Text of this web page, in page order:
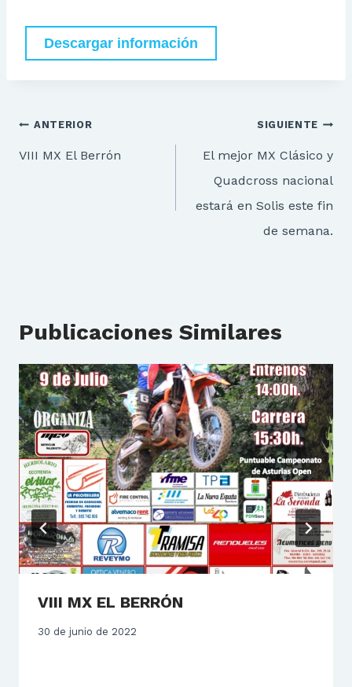
Descargar información
Navegación
de
ANTERIOR
VIII MX El Berrón
SIGUIENTE
El mejor MX Clásico y
Quadcross nacional
estará en Solis este fin
de semana.
Publicaciones Similares
VIII MX EL BERRÓN
30 de junio de 2022